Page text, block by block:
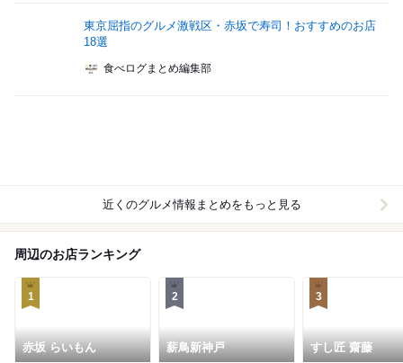
東京屈指のグルメ激戦区・赤坂で寿司！おすすめのお店
18選
食べログまとめ編集部
近くのグルメ情報まとめをもっと見る
周辺のお店ランキング
1
赤坂 らいもん
2
薪鳥新神戸
3
すし匠 齋藤